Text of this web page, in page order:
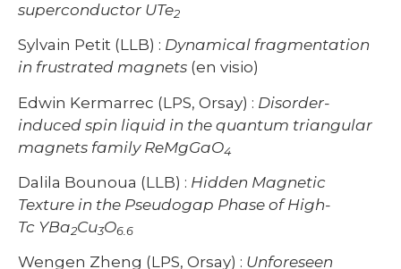
superconductor UTe2
Sylvain Petit (LLB) : Dynamical fragmentation
in frustrated magnets (en visio)
Edwin Kermarrec (LPS, Orsay) : Disorder-
induced spin liquid in the quantum triangular
magnets family ReMgGaO4
Dalila Bounoua (LLB) : Hidden Magnetic
Texture in the Pseudogap Phase of High-
Tc YBa2Cu3O6.6
Wengen Zheng (LPS, Orsay) : Unforeseen